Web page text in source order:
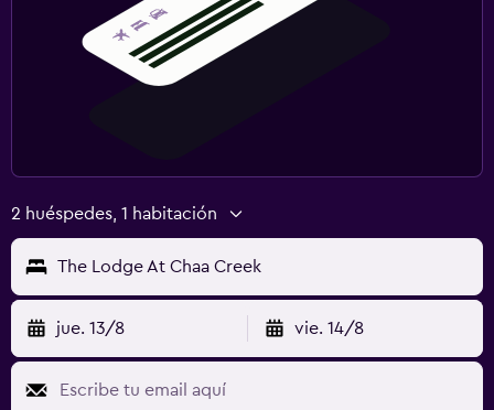
2 huéspedes, 1 habitación
The Lodge At Chaa Creek
jue. 13/8 vie. 14/8